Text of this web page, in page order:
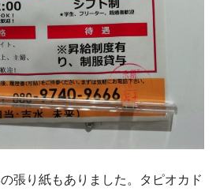
張り紙もありました。タピオカド